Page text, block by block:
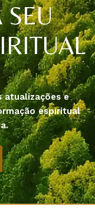
SEU
atualizações e
espiritual